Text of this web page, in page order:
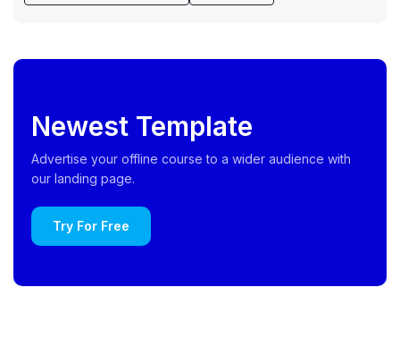
Newest Template
Advertise your offline course to a wider audience with
our landing page.
Try For Free